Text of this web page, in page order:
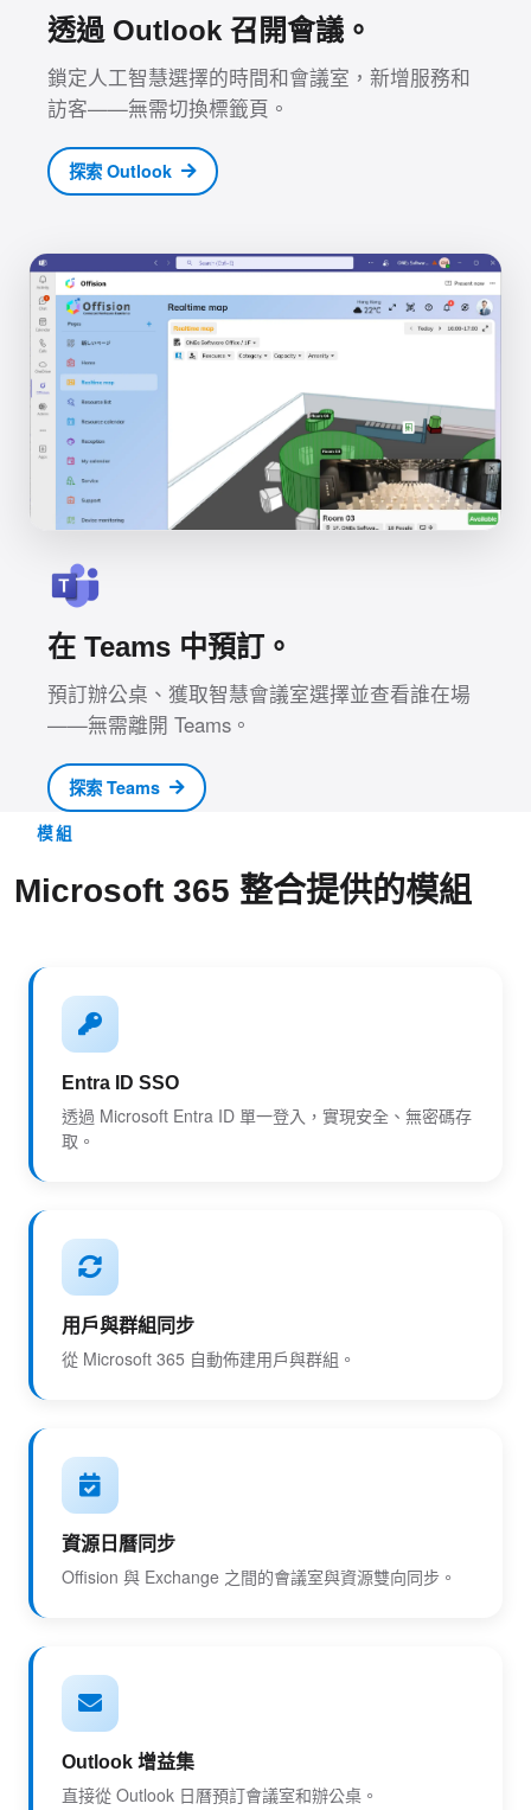
透過 Outlook 召開會議。
鎖定人工智慧選擇的時間和會議室，新增服務和
訪客——無需切換標籤頁。
探索 Outlook
在 Teams 中預訂。
預訂辦公桌、獲取智慧會議室選擇並查看誰在場
——無需離開 Teams。
探索 Teams
模組
Microsoft 365 整合提供的模組
Entra ID SSO
透過 Microsoft Entra ID 單一登入，實現安全、無密碼存
取。
用戶與群組同步
從 Microsoft 365 自動佈建用戶與群組。
資源日曆同步
Offision 與 Exchange 之間的會議室與資源雙向同步。
Outlook 增益集
直接從 Outlook 日曆預訂會議室和辦公桌。